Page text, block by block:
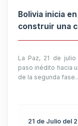
Bolivia inicia
construir una
La Paz, 21 de
paso inédito hacia
de la segunda
21 de Julio del